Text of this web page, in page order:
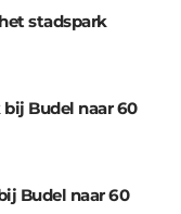
stadspark
Budel naar 60
Budel naar 60